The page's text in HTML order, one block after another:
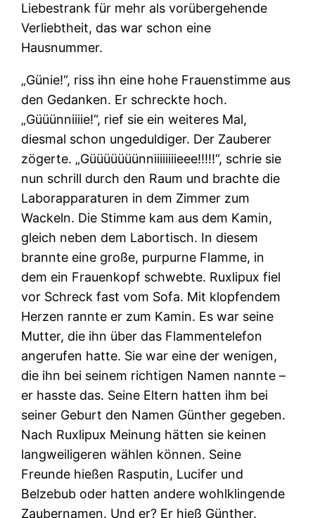
Liebestrank für mehr als vorübergehende
Verliebtheit, das war schon eine
Hausnummer.
„Günie!“, riss ihn eine hohe Frauenstimme aus
den Gedanken. Er schreckte hoch.
„Güüünniiiie!“, rief sie ein weiteres Mal,
diesmal schon ungeduldiger. Der Zauberer
zögerte. „Güüüüüüünniiiiiiiieee!!!!!“, schrie sie
nun schrill durch den Raum und brachte die
Laborapparaturen in dem Zimmer zum
Wackeln. Die Stimme kam aus dem Kamin,
gleich neben dem Labortisch. In diesem
brannte eine große, purpurne Flamme, in
dem ein Frauenkopf schwebte. Ruxlipux fiel
vor Schreck fast vom Sofa. Mit klopfendem
Herzen rannte er zum Kamin. Es war seine
Mutter, die ihn über das Flammentelefon
angerufen hatte. Sie war eine der wenigen,
die ihn bei seinem richtigen Namen nannte –
er hasste das. Seine Eltern hatten ihm bei
seiner Geburt den Namen Günther gegeben.
Nach Ruxlipux Meinung hätten sie keinen
langweiligeren wählen können. Seine
Freunde hießen Rasputin, Lucifer und
Belzebub oder hatten andere wohlklingende
Zaubernamen. Und er? Er hieß Günther.